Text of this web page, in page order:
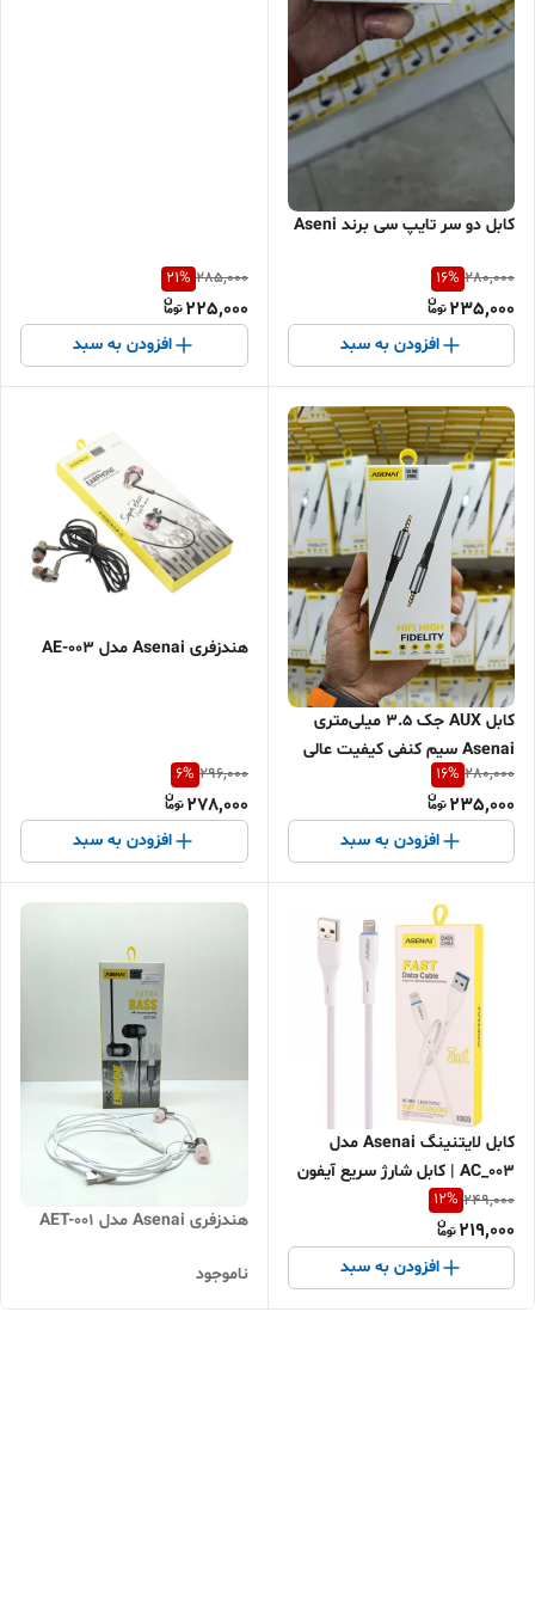
کابل دو سر تایپ سی برند Aseni
280,000
16%
235,000
افزودن به سبد
285,000
21%
225,000
افزودن به سبد
کابل AUX جک ۳.۵ میلی‌متری
Asenai سیم کنفی کیفیت عالی
انتقال صدای بدون نویز
280,000
16%
235,000
افزودن به سبد
هندزفری Asenai مدل AE-003
296,000
6%
278,000
افزودن به سبد
کابل لایتنینگ Asenai مدل
AC_003 | کابل شارژ سریع آیفون
3.1A | انتقال دیتا | اقساطی و
ارسال سریع
249,000
12%
219,000
افزودن به سبد
هندزفری Asenai مدل AET-001
ناموجود